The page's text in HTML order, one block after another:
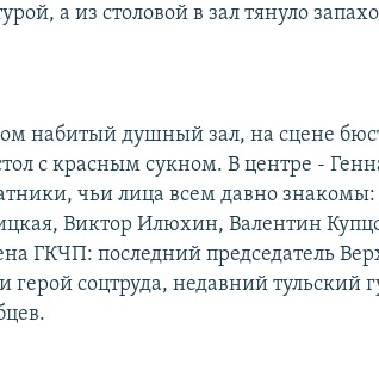
а из столовой в зал тянуло
набитый душный зал, на сцене
с красным сукном. В центре -
чьи лица всем давно
Виктор Илюхин, Валентин
ГКЧП: последний председатель
соцтруда, недавний тульский